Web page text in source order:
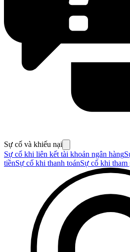
Sự cố và khiếu nại
Sự cố khi liên kết tài khoản ngân hàng
tiềnSự cố khi thanh toánSự cố khi tham